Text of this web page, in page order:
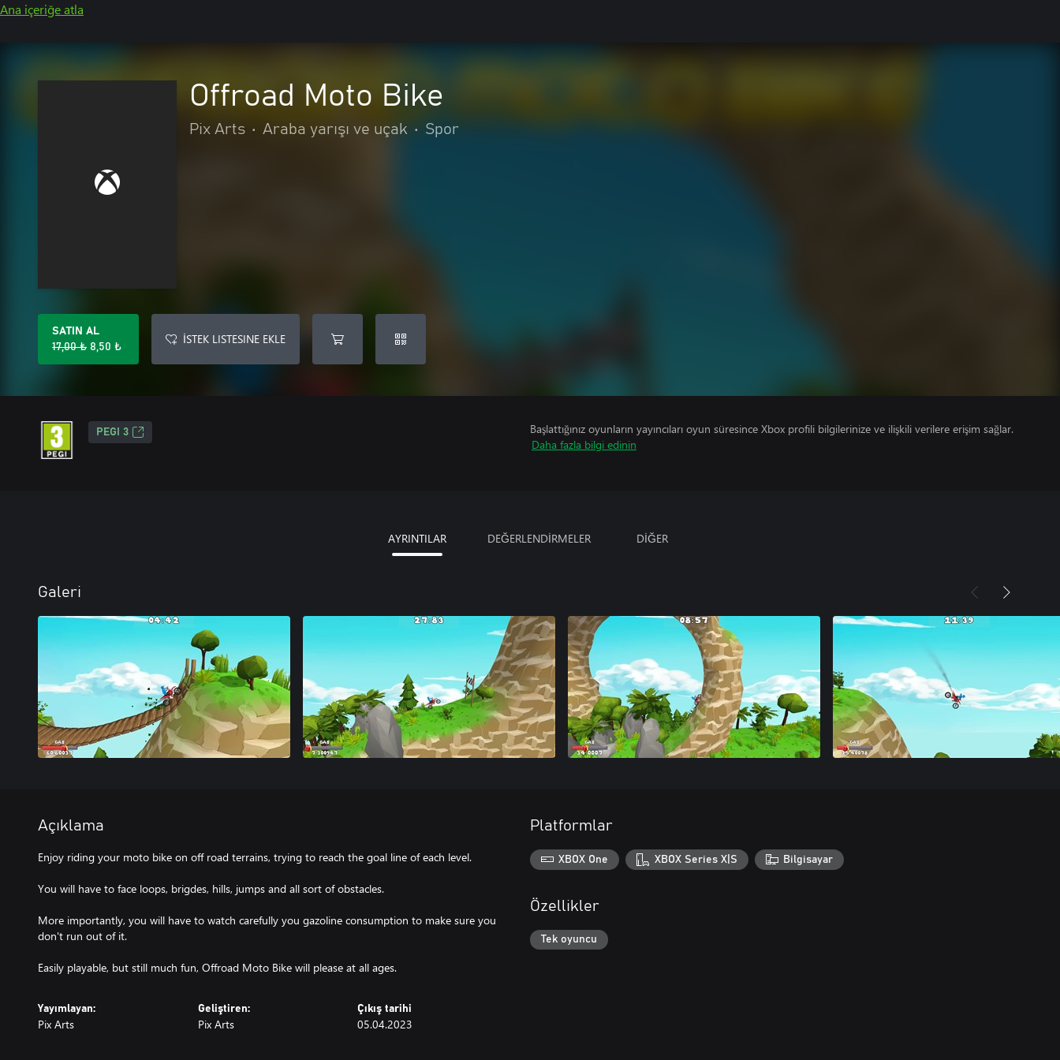
Ana içeriğe atla
Offroad Moto Bike
Pix Arts • Araba yarışı ve uçak • Spor
SATIN AL
17,00 ₺ 8,50 ₺
İSTEK LISTESINE EKLE
PEGI 3
Başlattığınız oyunların yayıncıları oyun süresince Xbox profili bilgilerinize ve ilişkili verilere erişim sağlar.
Daha fazla bilgi edinin
AYRINTILAR DEĞERLENDİRMELER DİĞER
Galeri
Açıklama
Enjoy riding your moto bike on off road terrains, trying to reach the goal line of each level.
You will have to face loops, brigdes, hills, jumps and all sort of obstacles.
More importantly, you will have to watch carefully you gazoline consumption to make sure you
don't run out of it.
Easily playable, but still much fun, Offroad Moto Bike will please at all ages.
Yayımlayan:
Pix Arts
Geliştiren:
Pix Arts
Çıkış tarihi
05.04.2023
Platformlar
XBOX One XBOX Series X|S Bilgisayar
Özellikler
Tek oyuncu